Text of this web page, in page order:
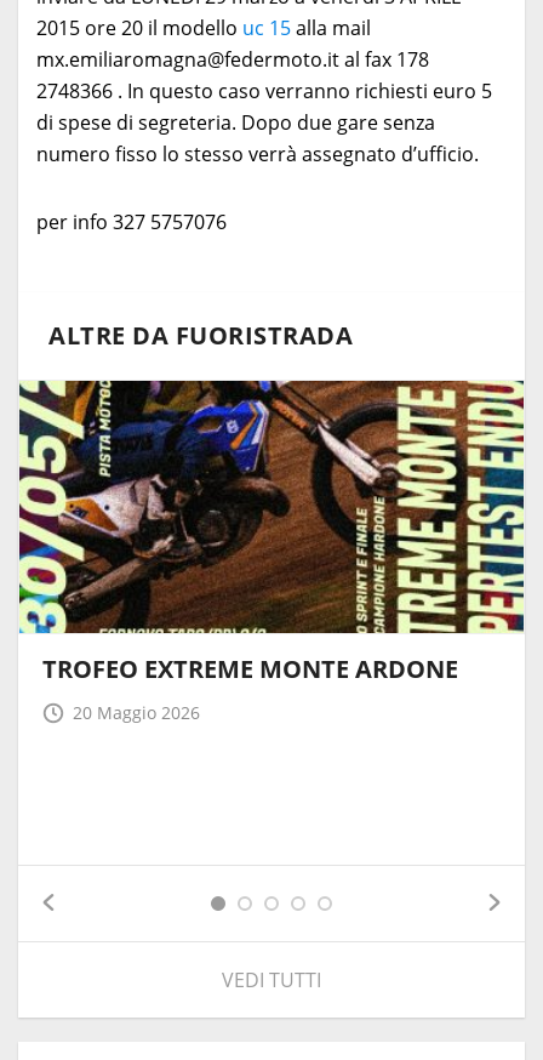
2015 ore 20 il modello uc 15alla mail
mx.emiliaromagna@federmoto.it al fax 178
2748366 . In questo caso verranno richiesti euro 5
di spese di segreteria. Dopo due gare senza
numero fisso lo stesso verrà assegnato d’ufficio.
per info 327 5757076
ALTRE DA FUORISTRADA
TROFEO EXTREME MONTE ARDONE
20 Maggio 2026
VEDI TUTTI